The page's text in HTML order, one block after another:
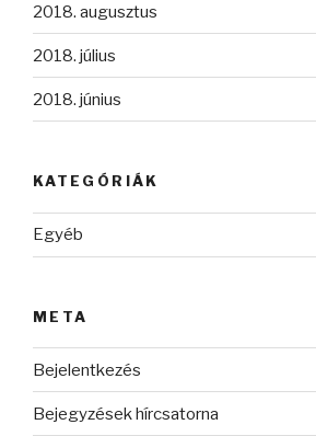
2018. augusztus
2018. július
2018. június
KATEGÓRIÁK
Egyéb
META
Bejelentkezés
Bejegyzések hírcsatorna